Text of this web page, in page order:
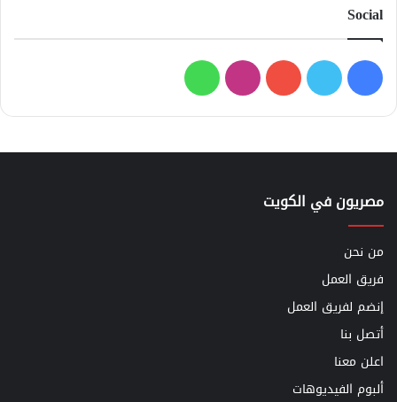
Social
فيسبوك
تويتر يوتيوبانستقرامواتساب
مصريون في الكويت
من نحن
فريق العمل
إنضم لفريق العمل
أتصل بنا
اعلن معنا
ألبوم الفيديوهات